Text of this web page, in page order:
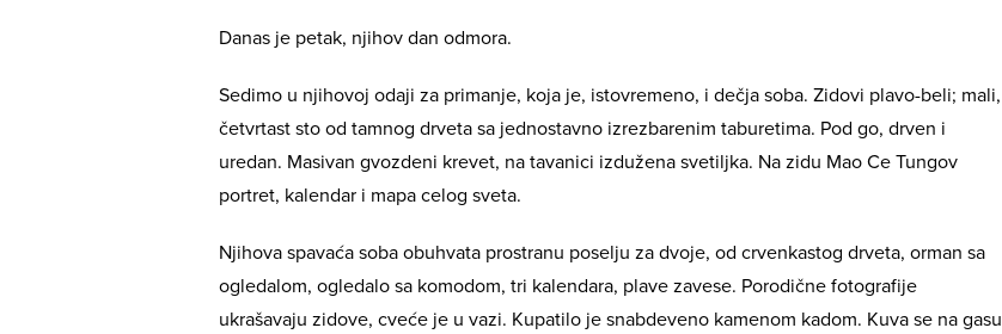
Danas je petak, njihov dan odmora.
Sedimo u njihovoj odaji za primanje, koja je, istovremeno, i dečja soba. Zidovi plavo-beli; mali,
četvrtast sto od tamnog drveta sa jednostavno izrezbarenim taburetima. Pod go, drven i
uredan. Masivan gvozdeni krevet, na tavanici izdužena svetiljka. Na zidu Mao Ce Tungov
portret, kalendar i mapa celog sveta.
Njihova spavaća soba obuhvata prostranu poselju za dvoje, od crvenkastog drveta, orman sa
ogledalom, ogledalo sa komodom, tri kalendara, plave zavese. Porodične fotografije
ukrašavaju zidove, cveće je u vazi. Kupatilo je snabdeveno kamenom kadom. Kuva se na